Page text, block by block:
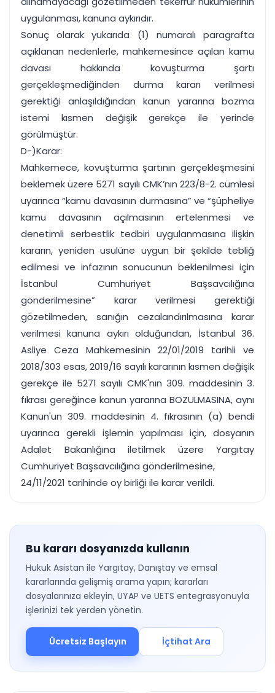
uygulanması, kanuna aykırıdır.
Sonuç olarak yukarıda (1) numaralı paragrafta
açıklanan nedenlerle, mahkemesince açılan kamu
davası hakkında kovuşturma şartı
gerçekleşmediğinden durma kararı verilmesi
gerektiği anlaşıldığından kanun yararına bozma
istemi kısmen değişik gerekçe ile yerinde
görülmüştür.
D-)Karar:
Mahkemece, kovuşturma şartının gerçekleşmesini
beklemek üzere 5271 sayılı CMK’nın 223/8-2. cümlesi
uyarınca “kamu davasının durmasına” ve “şüpheliye
kamu davasının açılmasının ertelenmesi ve
denetimli serbestlik tedbiri uygulanmasına ilişkin
kararın, yeniden usulüne uygun bir şekilde tebliğ
edilmesi ve infazının sonucunun beklenilmesi için
İstanbul Cumhuriyet Başsavcılığına
gönderilmesine” karar verilmesi gerektiği
gözetilmeden, sanığın cezalandırılmasına karar
verilmesi kanuna aykırı olduğundan, İstanbul 36.
Asliye Ceza Mahkemesinin 22/01/2019 tarihli ve
2018/303 esas, 2019/16 sayılı kararının kısmen değişik
gerekçe ile 5271 sayılı CMK'nın 309. maddesinin 3.
fıkrası gereğince kanun yararına BOZULMASINA, aynı
Kanun'un 309. maddesinin 4. fıkrasının (a) bendi
uyarınca gerekli işlemin yapılması için, dosyanın
Adalet Bakanlığına iletilmek üzere Yargıtay
Cumhuriyet Başsavcılığına gönderilmesine,
24/11/2021 tarihinde oy birliği ile karar verildi.
Bu kararı dosyanızda kullanın
Hukuk Asistan ile Yargıtay, Danıştay ve emsal
kararlarında gelişmiş arama yapın; kararları
dosyalarınıza ekleyin, UYAP ve UETS entegrasyonuyla
işlerinizi tek yerden yönetin.
Ücretsiz Başlayın İçtihat Ara